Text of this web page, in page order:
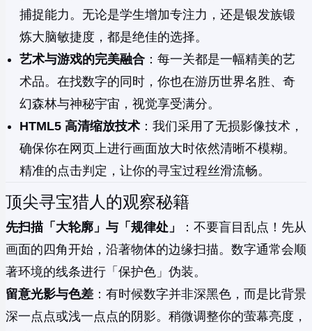
捕捉能力。无论是学生增加专注力，还是银发族锻
炼大脑敏捷度，都是绝佳的选择。
艺术与游戏的完美融合 ：每一关都是一幅精美的艺
术品。在找数字的同时，你也在游历世界名胜、奇
幻森林与神秘宇宙，视觉享受满分。
HTML5 高清缩放技术 ：我们采用了无损影像技术，
确保你在网页上进行画面放大时依然清晰不模糊。
精准的点击判定，让你的寻宝过程丝滑流畅。
顶尖寻宝猎人的观察秘籍
先扫描「大轮廓」与「规律处」
：不要盲目乱点！先从
画面的四角开始，沿著物体的边缘扫描。数字通常会顺
著环境的线条进行「保护色」伪装。
留意光影与色差 ：有时候数字并非深黑色，而是比背景
深一点点或浅一点点的阴影。稍微调整你的萤幕亮度，